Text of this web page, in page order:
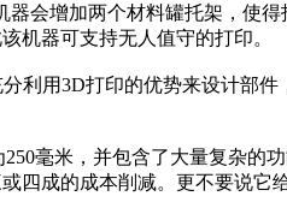
器会增加两个材料罐托架，
机器可支持无人值守的打印。
利用3D打印的优势来设计部
毫米，并包含了大量复杂的
或四成的成本削减。更不要说